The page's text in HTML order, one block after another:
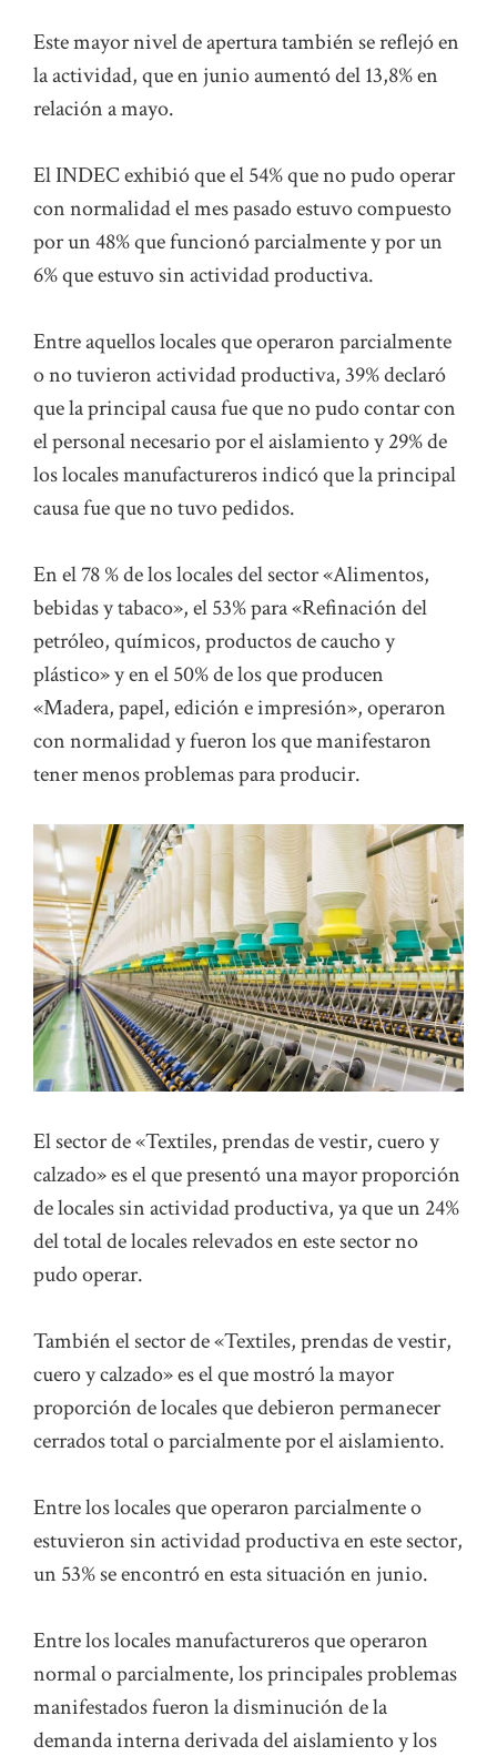
Este mayor nivel de apertura también se reflejó en
la actividad, que en junio aumentó del 13,8% en
relación a mayo.
El INDEC exhibió que el 54% que no pudo operar
con normalidad el mes pasado estuvo compuesto
por un 48% que funcionó parcialmente y por un
6% que estuvo sin actividad productiva.
Entre aquellos locales que operaron parcialmente
o no tuvieron actividad productiva, 39% declaró
que la principal causa fue que no pudo contar con
el personal necesario por el aislamiento y 29% de
los locales manufactureros indicó que la principal
causa fue que no tuvo pedidos.
En el 78 % de los locales del sector «Alimentos,
bebidas y tabaco», el 53% para «Refinación del
petróleo, químicos, productos de caucho y
plástico» y en el 50% de los que producen
«Madera, papel, edición e impresión», operaron
con normalidad y fueron los que manifestaron
tener menos problemas para producir.
El sector de «Textiles, prendas de vestir, cuero y
calzado» es el que presentó una mayor proporción
de locales sin actividad productiva, ya que un 24%
del total de locales relevados en este sector no
pudo operar.
También el sector de «Textiles, prendas de vestir,
cuero y calzado» es el que mostró la mayor
proporción de locales que debieron permanecer
cerrados total o parcialmente por el aislamiento.
Entre los locales que operaron parcialmente o
estuvieron sin actividad productiva en este sector,
un 53% se encontró en esta situación en junio.
Entre los locales manufactureros que operaron
normal o parcialmente, los principales problemas
manifestados fueron la disminución de la
demanda interna derivada del aislamiento y los